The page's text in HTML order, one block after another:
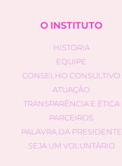
O INSTITUTO
HISTÓRIA
EQUIPE
CONSELHO CONSULTIVO
ATUAÇÃO
TRANSPARÊNCIA E ÉTICA
PARCEIROS
PALAVRA DA PRESIDENTE
SEJA UM VOLUNTÁRIO